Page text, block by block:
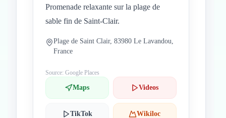
Promenade relaxante sur la plage de
sable fin de Saint-Clair.
Plage de Saint Clair, 83980 Le Lavandou,
France
Source: Google Places
Maps Videos
TikTok Wikiloc